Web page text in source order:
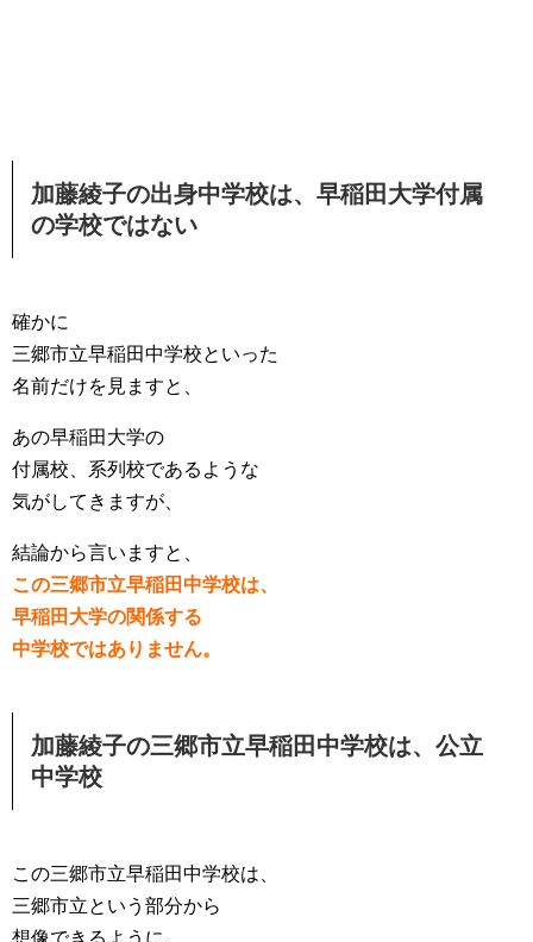
加藤綾子の出身中学校は、早稲田大学付属
の学校ではない
確かに
三郷市立早稲田中学校といった
名前だけを見ますと、
あの早稲田大学の
付属校、系列校であるような
気がしてきますが、
結論から言いますと、
この三郷市立早稲田中学校は、
早稲田大学の関係する
中学校ではありません。
加藤綾子の三郷市立早稲田中学校は、公立
中学校
この三郷市立早稲田中学校は、
三郷市立という部分から
想像できるように、